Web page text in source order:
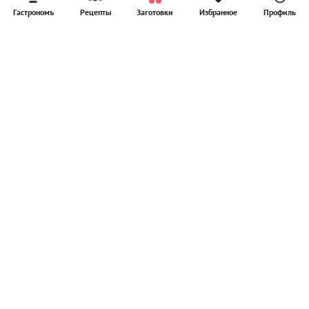
Гастрономъ Рецепты Заготовки Избранное Профиль